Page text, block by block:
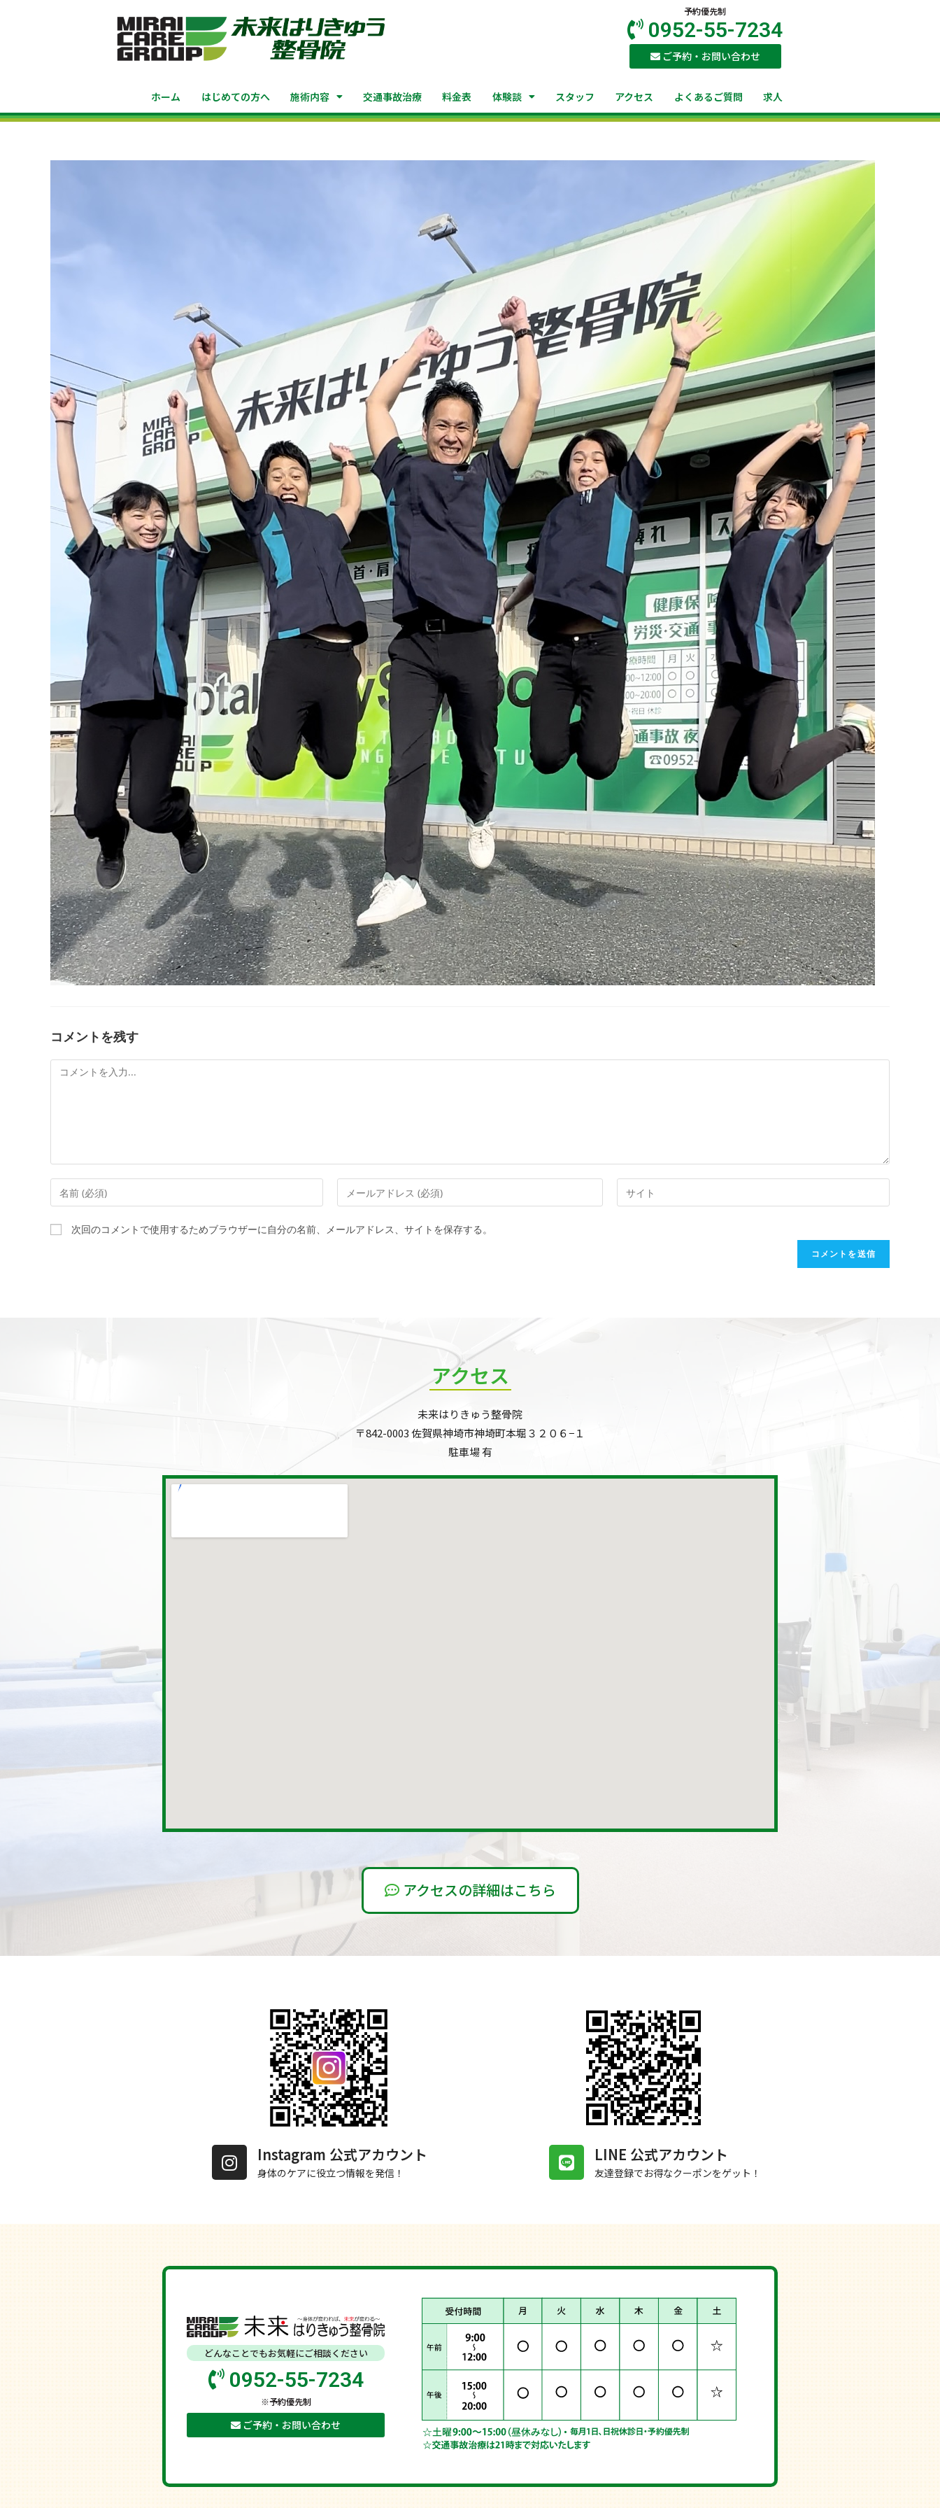
予約優先制
0952-55-7234
ご予約・お問い合わせ
ホーム はじめての方へ 施術内容 交通事故治療 料金表 体験談 スタッフ アクセス よくあるご質問 求人
コメントを残す
次回のコメントで使用するためブラウザーに自分の名前、メールアドレス、サイトを保存する。
アクセス
未来はりきゅう整骨院
〒842-0003 佐賀県神埼市神埼町本堀３２０６−１
駐車場 有
アクセスの詳細はこちら
Instagram 公式アカウント
身体のケアに役立つ情報を発信！
LINE 公式アカウント
友達登録でお得なクーポンをゲット！
どんなことでもお気軽にご相談ください
0952-55-7234
※予約優先制
ご予約・お問い合わせ